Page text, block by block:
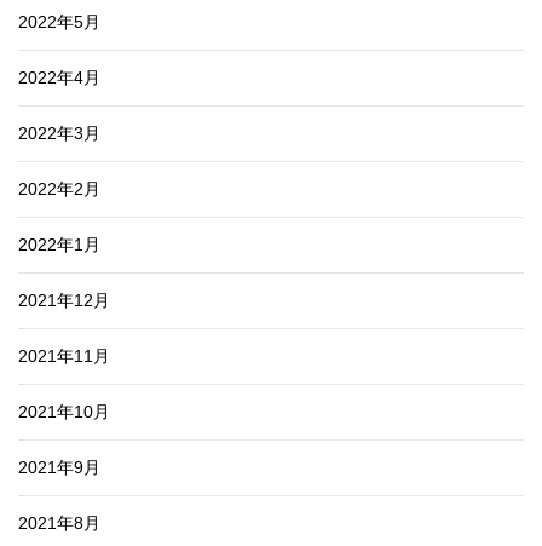
2022年5月
2022年4月
2022年3月
2022年2月
2022年1月
2021年12月
2021年11月
2021年10月
2021年9月
2021年8月